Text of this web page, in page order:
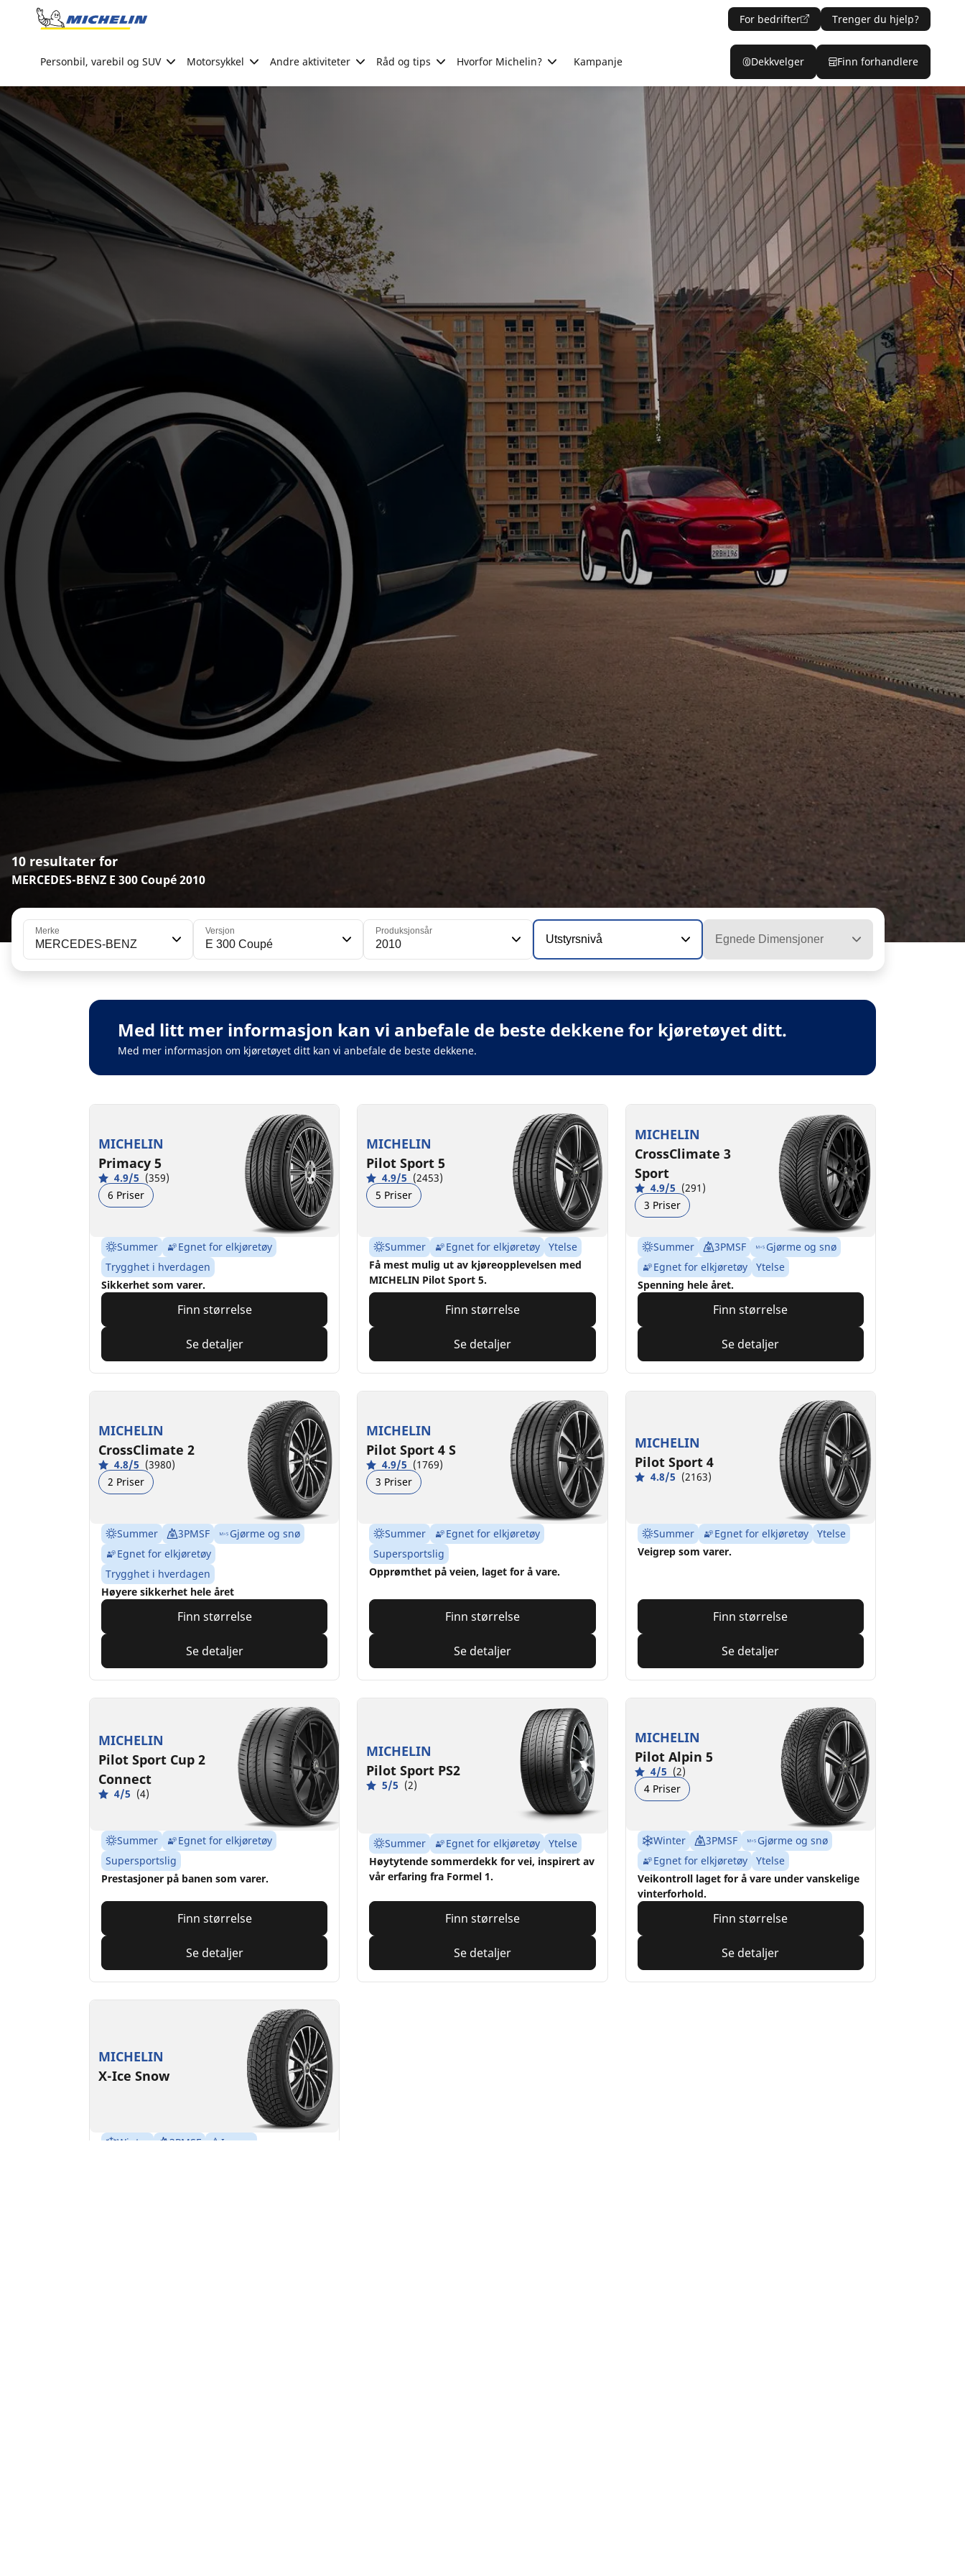
Go to page content
For bedrifter Trenger du hjelp?
Personbil, varebil og SUV Motorsykkel Andre aktiviteter Råd og tips Hvorfor Michelin? Kampanje Dekkvelger Finn forhandlere
10 resultater for
MERCEDES-BENZ E 300 Coupé 2010
Merke
MERCEDES-BENZ
Versjon
E 300 Coupé
Produksjonsår
2010 Utstyrsnivå Egnede Dimensjoner
Med litt mer informasjon kan vi anbefale de beste dekkene for kjøretøyet ditt.
Med mer informasjon om kjøretøyet ditt kan vi anbefale de beste dekkene.
MICHELIN
Primacy 5
4.9/5 (359)
6 Priser
Summer
Egnet for elkjøretøy
Trygghet i hverdagen
Sikkerhet som varer.
Finn størrelse
Se detaljer
MICHELIN
Pilot Sport 5
4.9/5 (2453)
5 Priser
Summer Egnet for elkjøretøy
Ytelse
Få mest mulig ut av kjøreopplevelsen med
MICHELIN Pilot Sport 5.
Finn størrelse
Se detaljer
MICHELIN
CrossClimate 3
Sport
4.9/5 (291)
3 Priser
Summer 3PMSF
Gjørme og snø
Egnet for elkjøretøy
Ytelse
Spenning hele året.
Finn størrelse
Se detaljer
MICHELIN
CrossClimate 2
4.8/5 (3980)
2 Priser
Summer 3PMSF
Gjørme og snø
Egnet for elkjøretøy
Trygghet i hverdagen
Høyere sikkerhet hele året
Finn størrelse
Se detaljer
MICHELIN
Pilot Sport 4 S
4.9/5 (1769)
3 Priser
Summer
Egnet for elkjøretøy
Supersportslig
Opprømthet på veien, laget for å vare.
Finn størrelse
Se detaljer
MICHELIN
Pilot Sport 4
4.8/5 (2163)
Summer Egnet for elkjøretøy
Ytelse
Veigrep som varer.
Finn størrelse
Se detaljer
MICHELIN
Pilot Sport Cup 2
Connect
4/5 (4)
Summer
Egnet for elkjøretøy
Supersportslig
Prestasjoner på banen som varer.
Finn størrelse
Se detaljer
MICHELIN
Pilot Sport PS2
5/5 (2)
Summer Egnet for elkjøretøy
Ytelse
Høytytende sommerdekk for vei, inspirert av
vår erfaring fra Formel 1.
Finn størrelse
Se detaljer
MICHELIN
Pilot Alpin 5
4/5 (2)
4 Priser
Winter 3PMSF
Gjørme og snø
Egnet for elkjøretøy
Ytelse
Veikontroll laget for å vare under vanskelige
vinterforhold.
Finn størrelse
Se detaljer
MICHELIN
X-Ice Snow
Winter 3PMSF
Isgrep